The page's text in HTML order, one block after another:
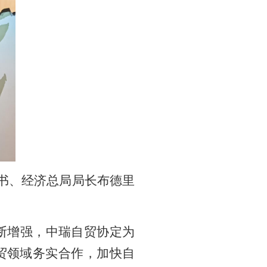
、经济总局局长布德里
增强，中瑞自贸协定为
领域务实合作，加快自